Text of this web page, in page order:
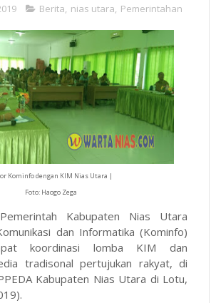
Berita, nias utara, Pemerintahan
Kominfo dengan KIM Nias Utara |
Foto: Haogo Zega
Kabupaten Nias Utara
dan Informatika (Kominfo)
koordinasi lomba KIM dan
tradisonal pertujukan rakyat, di
Kabupaten Nias Utara di Lotu,